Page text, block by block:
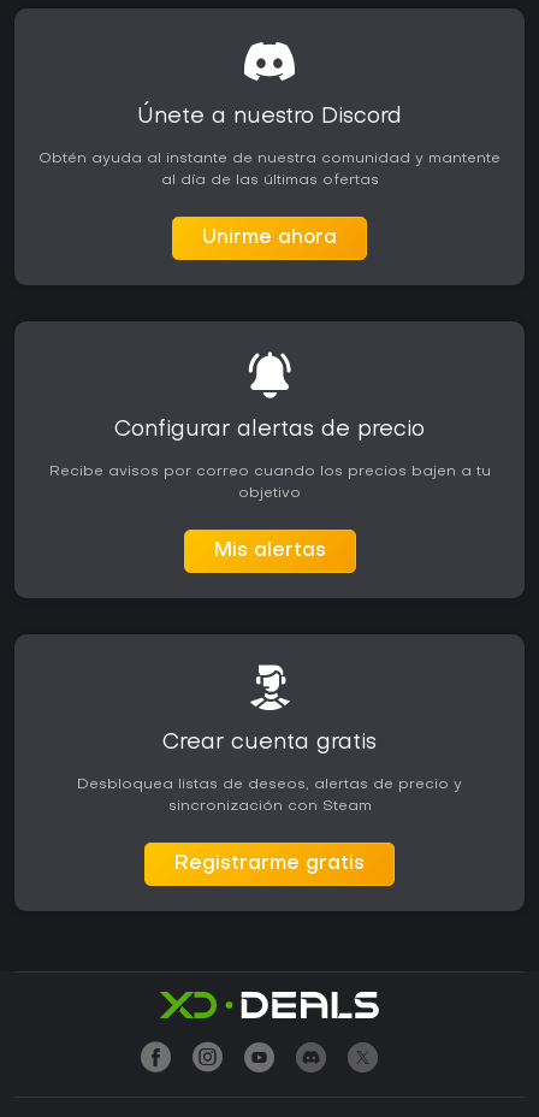
Únete a nuestro Discord
Obtén ayuda al instante de nuestra comunidad y mantente
al día de las últimas ofertas
Unirme ahora
Configurar alertas de precio
Recibe avisos por correo cuando los precios bajen a tu
objetivo
Mis alertas
Crear cuenta gratis
Desbloquea listas de deseos, alertas de precio y
sincronización con Steam
Registrarme gratis